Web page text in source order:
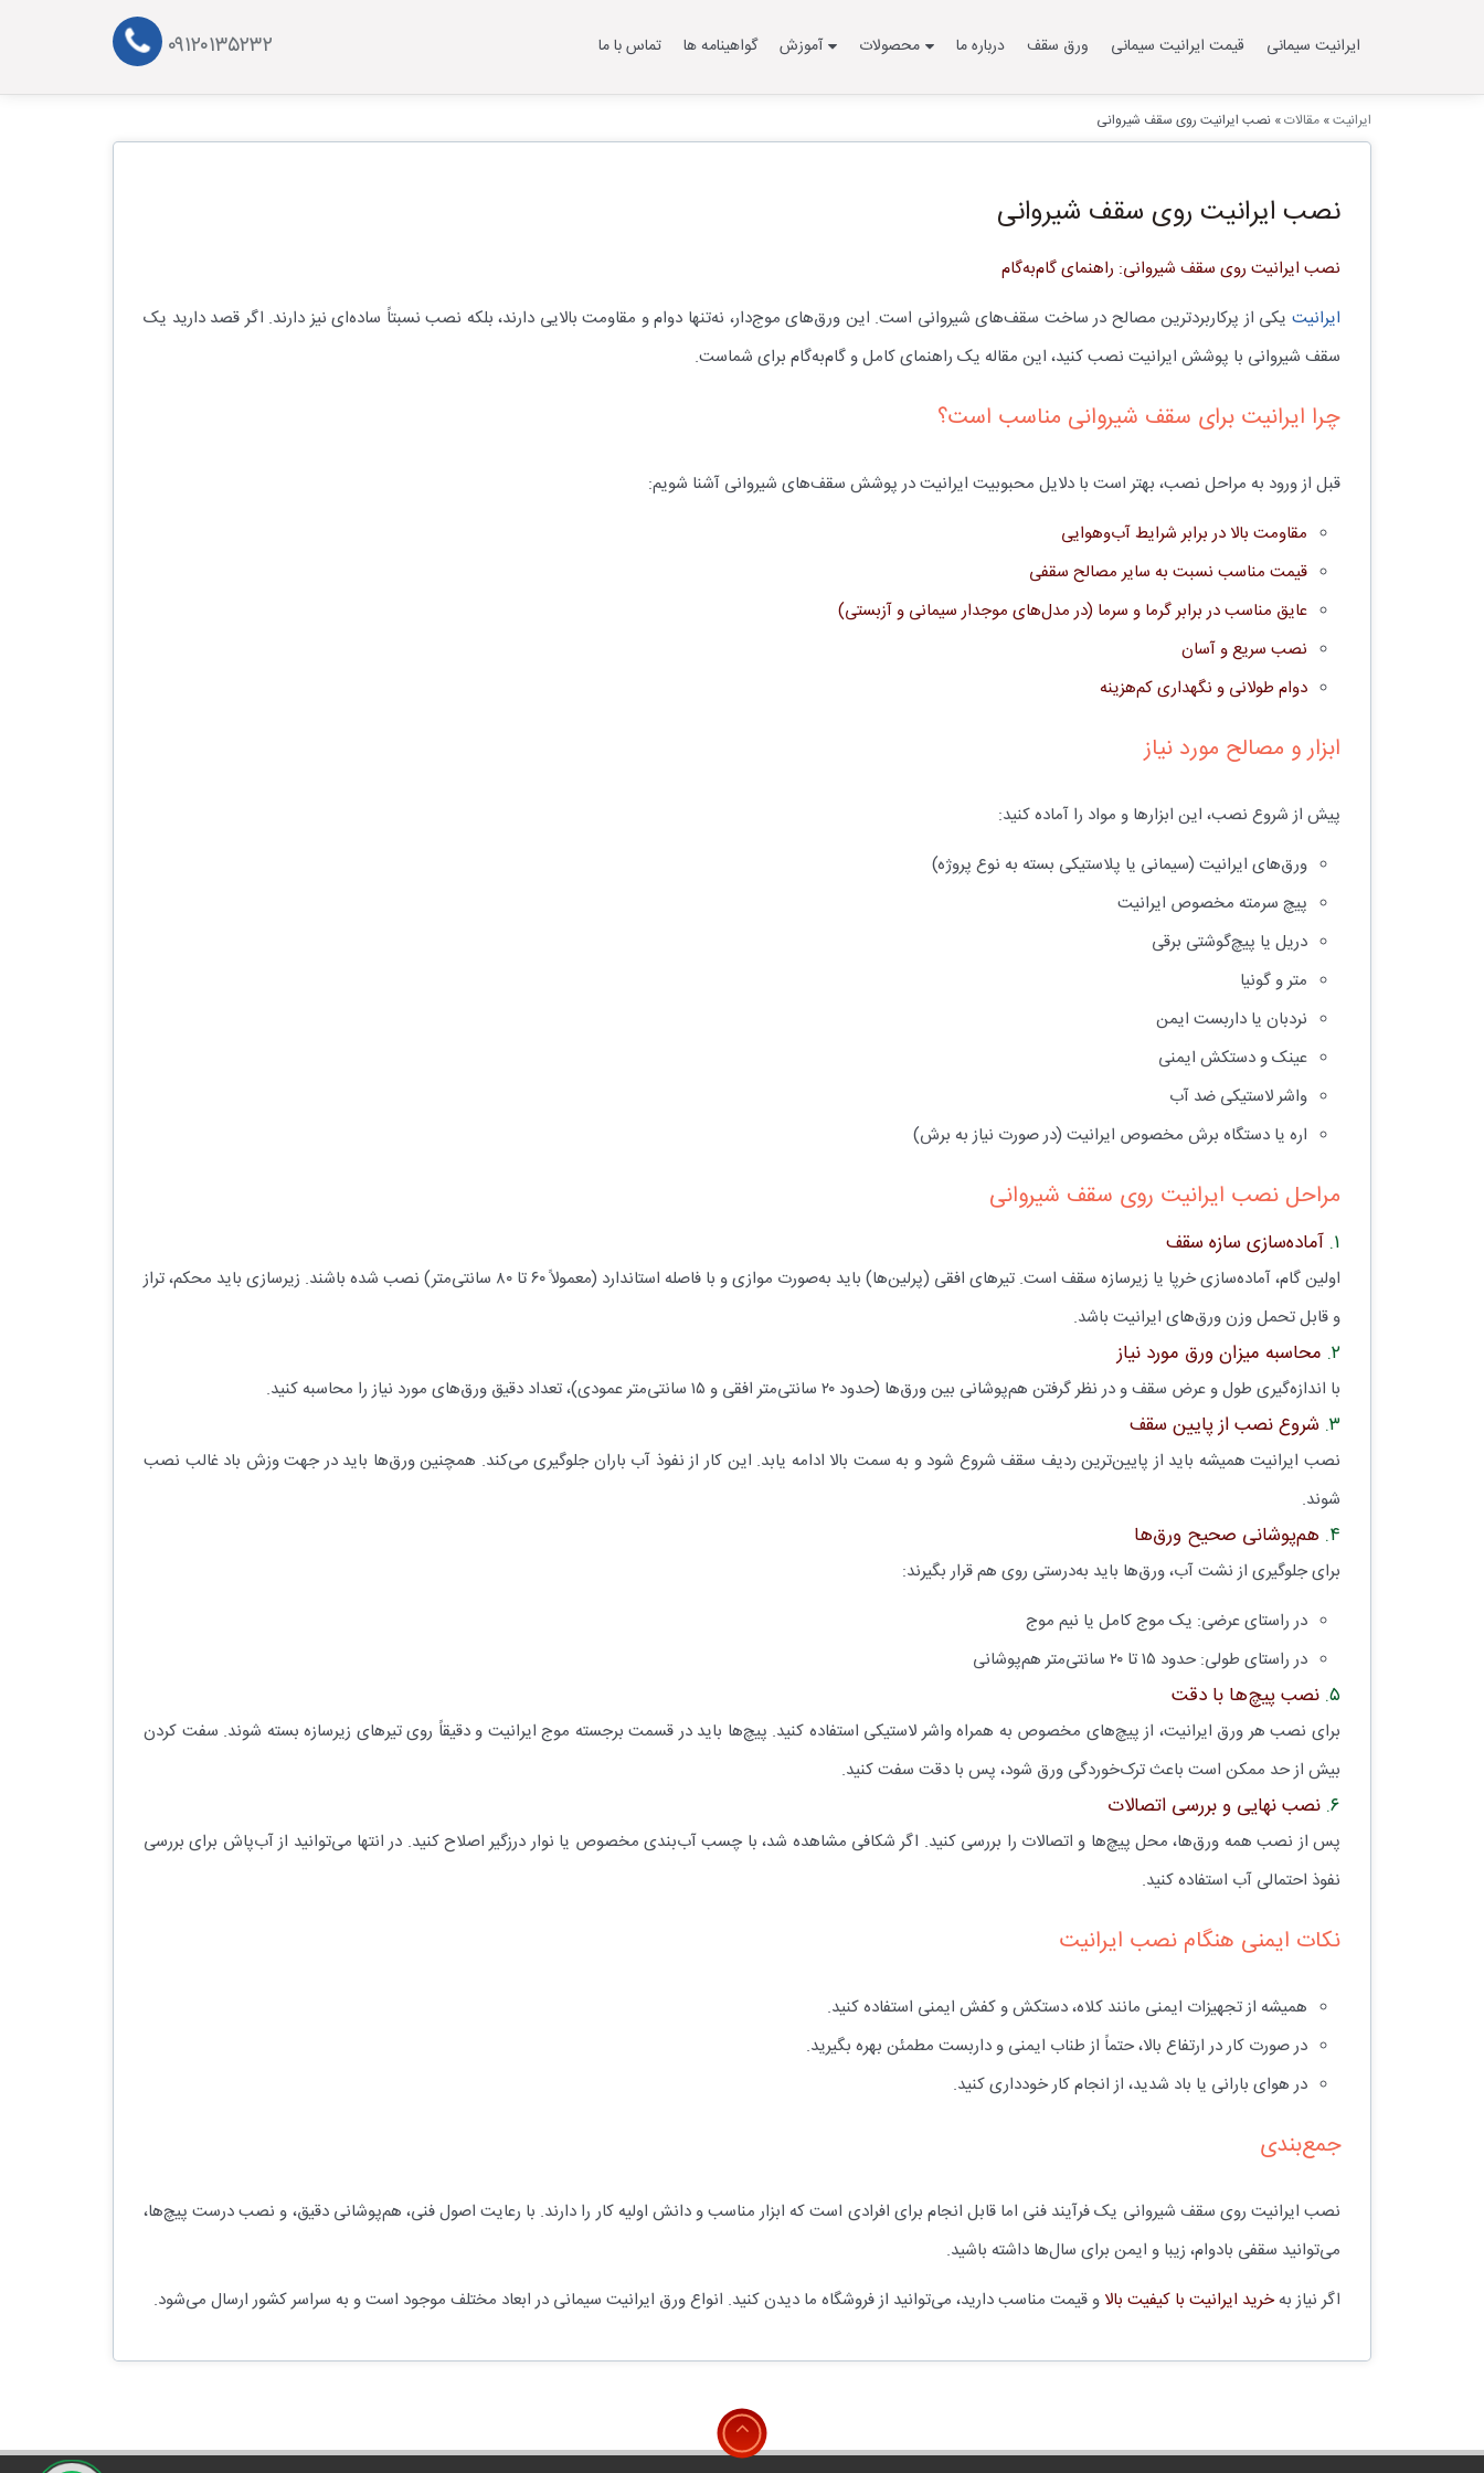
ایرانیت سیمانی قیمت ایرانیت سیمانی ورق سقف درباره ما محصولات آموزش گواهینامه ها تماس با ما ۰۹۱۲۰۱۳۵۲۳۲
ایرانیت» مقالات» نصب ایرانیت روی سقف‌ شیروانی
نصب ایرانیت روی سقف‌ شیروانی
نصب ایرانیت روی سقف‌ شیروانی: راهنمای گام‌به‌گام
ایرانیت یکی از پرکاربردترین مصالح در ساخت سقف‌های شیروانی است. این ورق‌های موج‌دار، نه‌تنها دوام و مقاومت بالایی دارند، بلکه نصب نسبتاً ساده‌ای نیز دارند. اگر قصد دارید یک
سقف شیروانی با پوشش ایرانیت نصب کنید، این مقاله یک راهنمای کامل و گام‌به‌گام برای شماست.
چرا ایرانیت برای سقف شیروانی مناسب است؟
قبل از ورود به مراحل نصب، بهتر است با دلایل محبوبیت ایرانیت در پوشش سقف‌های شیروانی آشنا شویم:
مقاومت بالا در برابر شرایط آب‌وهوایی
قیمت مناسب نسبت به سایر مصالح سقفی
عایق مناسب در برابر گرما و سرما (در مدل‌های موجدار سیمانی و آزبستی)
نصب سریع و آسان
دوام طولانی و نگهداری کم‌هزینه
ابزار و مصالح مورد نیاز
پیش از شروع نصب، این ابزارها و مواد را آماده کنید:
ورق‌های ایرانیت (سیمانی یا پلاستیکی بسته به نوع پروژه)
پیچ سرمته مخصوص ایرانیت
دریل یا پیچ‌گوشتی برقی
متر و گونیا
نردبان یا داربست ایمن
عینک و دستکش ایمنی
واشر لاستیکی ضد آب
اره یا دستگاه برش مخصوص ایرانیت (در صورت نیاز به برش)
مراحل نصب ایرانیت روی سقف شیروانی
۱. آماده‌سازی سازه سقف
اولین گام، آماده‌سازی خرپا یا زیرسازه سقف است. تیرهای افقی (پرلین‌ها) باید به‌صورت موازی و با فاصله استاندارد (معمولاً ۶۰ تا ۸۰ سانتی‌متر) نصب شده باشند. زیرسازی باید محکم، تراز
و قابل تحمل وزن ورق‌های ایرانیت باشد.
۲. محاسبه میزان ورق مورد نیاز
با اندازه‌گیری طول و عرض سقف و در نظر گرفتن هم‌پوشانی بین ورق‌ها (حدود ۲۰ سانتی‌متر افقی و ۱۵ سانتی‌متر عمودی)، تعداد دقیق ورق‌های مورد نیاز را محاسبه کنید.
۳. شروع نصب از پایین سقف
نصب ایرانیت همیشه باید از پایین‌ترین ردیف سقف شروع شود و به سمت بالا ادامه یابد. این کار از نفوذ آب باران جلوگیری می‌کند. همچنین ورق‌ها باید در جهت وزش باد غالب نصب
شوند.
۴. هم‌پوشانی صحیح ورق‌ها
برای جلوگیری از نشت آب، ورق‌ها باید به‌درستی روی هم قرار بگیرند:
در راستای عرضی: یک موج کامل یا نیم موج
در راستای طولی: حدود ۱۵ تا ۲۰ سانتی‌متر هم‌پوشانی
۵. نصب پیچ‌ها با دقت
برای نصب هر ورق ایرانیت، از پیچ‌های مخصوص به همراه واشر لاستیکی استفاده کنید. پیچ‌ها باید در قسمت برجسته موج ایرانیت و دقیقاً روی تیرهای زیرسازه بسته شوند. سفت کردن
بیش از حد ممکن است باعث ترک‌خوردگی ورق شود، پس با دقت سفت کنید.
۶. نصب نهایی و بررسی اتصالات
پس از نصب همه ورق‌ها، محل پیچ‌ها و اتصالات را بررسی کنید. اگر شکافی مشاهده شد، با چسب آب‌بندی مخصوص یا نوار درزگیر اصلاح کنید. در انتها می‌توانید از آب‌پاش برای بررسی
نفوذ احتمالی آب استفاده کنید.
نکات ایمنی هنگام نصب ایرانیت
همیشه از تجهیزات ایمنی مانند کلاه، دستکش و کفش ایمنی استفاده کنید.
در صورت کار در ارتفاع بالا، حتماً از طناب ایمنی و داربست مطمئن بهره بگیرید.
در هوای بارانی یا باد شدید، از انجام کار خودداری کنید.
جمع‌بندی
نصب ایرانیت روی سقف شیروانی یک فرآیند فنی اما قابل انجام برای افرادی است که ابزار مناسب و دانش اولیه کار را دارند. با رعایت اصول فنی، هم‌پوشانی دقیق، و نصب درست پیچ‌ها،
می‌توانید سقفی بادوام، زیبا و ایمن برای سال‌ها داشته باشید.
اگر نیاز بهخرید ایرانیت با کیفیت بالا و قیمت مناسب دارید، می‌توانید از فروشگاه ما دیدن کنید. انواع ورق ایرانیت سیمانی در ابعاد مختلف موجود است و به سراسر کشور ارسال می‌شود.